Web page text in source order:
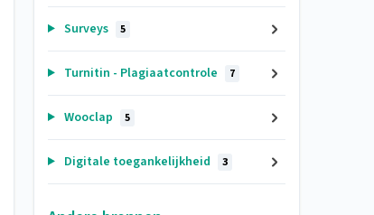
Surveys 5
Turnitin - Plagiaatcontrole 7
Wooclap 5
Digitale toegankelijkheid 3